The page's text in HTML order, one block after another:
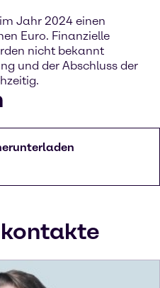
Jahr 2024 einen
Euro. Finanzielle
nicht bekannt
und der Abschluss der